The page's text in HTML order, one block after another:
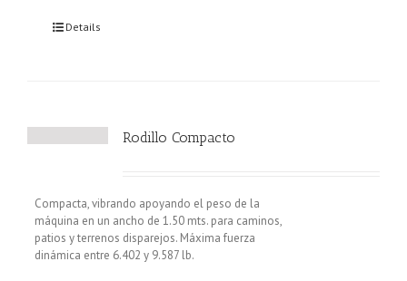
Details
Rodillo Compacto
Compacta, vibrando apoyando el peso de la
máquina en un ancho de 1.50 mts. para caminos,
patios y terrenos disparejos. Máxima fuerza
dinámica entre 6.402 y 9.587 lb.